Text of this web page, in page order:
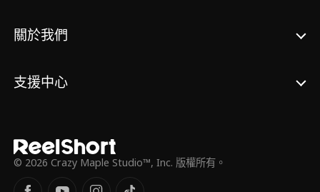
關於我們
支援中心
© 2026 Crazy Maple Studio™, Inc. 版權所有。